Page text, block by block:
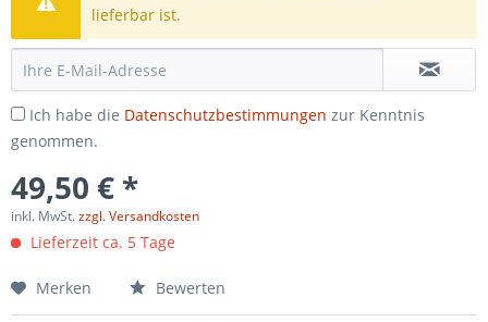
lieferbar ist.
Ich habe die Datenschutzbestimmungen zur Kenntnis
genommen.
49,50 € *
inkl. MwSt.zzgl. Versandkosten
Lieferzeit ca. 5 Tage
Merken Bewerten